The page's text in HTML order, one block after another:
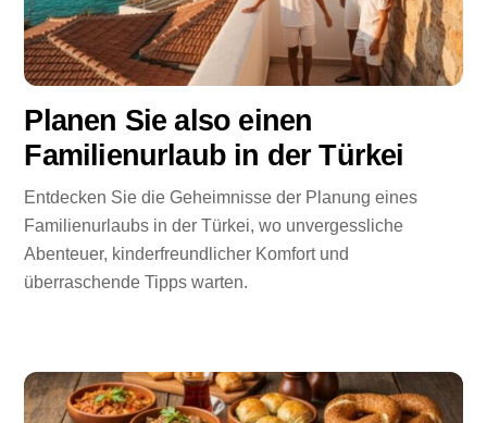
Planen Sie also einen
Familienurlaub in der Türkei
Entdecken Sie die Geheimnisse der Planung eines
Familienurlaubs in der Türkei, wo unvergessliche
Abenteuer, kinderfreundlicher Komfort und
überraschende Tipps warten.